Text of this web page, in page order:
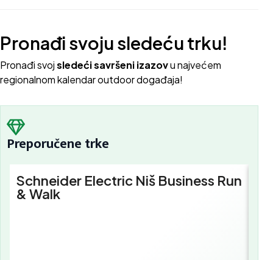
Pronađi svoju sledeću trku!
Pronađi svojsledeći savršeni izazovu najvećem
regionalnom kalendar outdoor događaja!
Preporučene trke
Schneider Electric Niš Business Run
& Walk